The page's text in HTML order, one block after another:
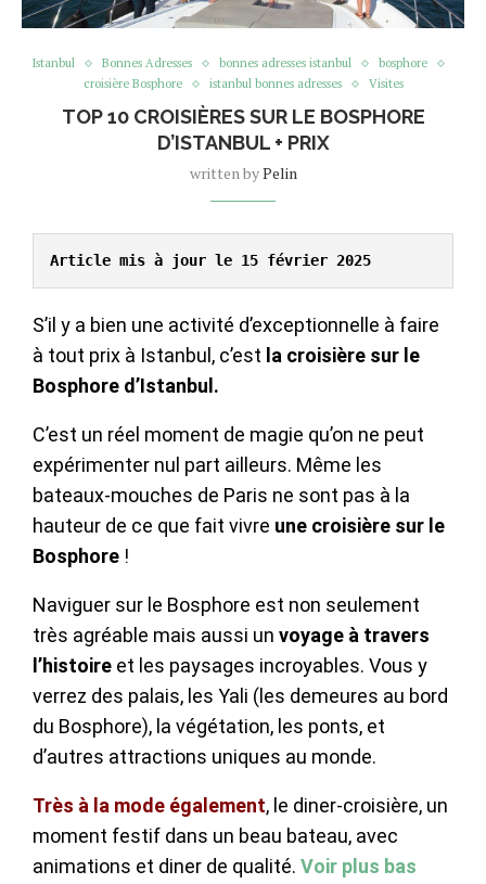
Istanbul Bonnes Adresses bonnes adresses istanbul
bosphore
croisière Bosphore
istanbul bonnes adresses Visites
TOP 10 CROISIÈRES SUR LE BOSPHORE
D’ISTANBUL + PRIX
written byPelin
Article mis à jour le 15 février 2025
S’il y a bien une activité d’exceptionnelle à faire
à tout prix à Istanbul, c’est la croisière sur le
Bosphore d’Istanbul.
C’est un réel moment de magie qu’on ne peut
expérimenter nul part ailleurs. Même les
bateaux-mouches de Paris ne sont pas à la
hauteur de ce que fait vivre une croisière sur le
Bosphore !
Naviguer sur le Bosphore est non seulement
très agréable mais aussi un voyage à travers
l’histoire et les paysages incroyables. Vous y
verrez des palais, les Yali (les demeures au bord
du Bosphore), la végétation, les ponts, et
d’autres attractions uniques au monde.
Très à la mode également, le diner-croisière, un
moment festif dans un beau bateau, avec
animations et diner de qualité. Voir plus bas